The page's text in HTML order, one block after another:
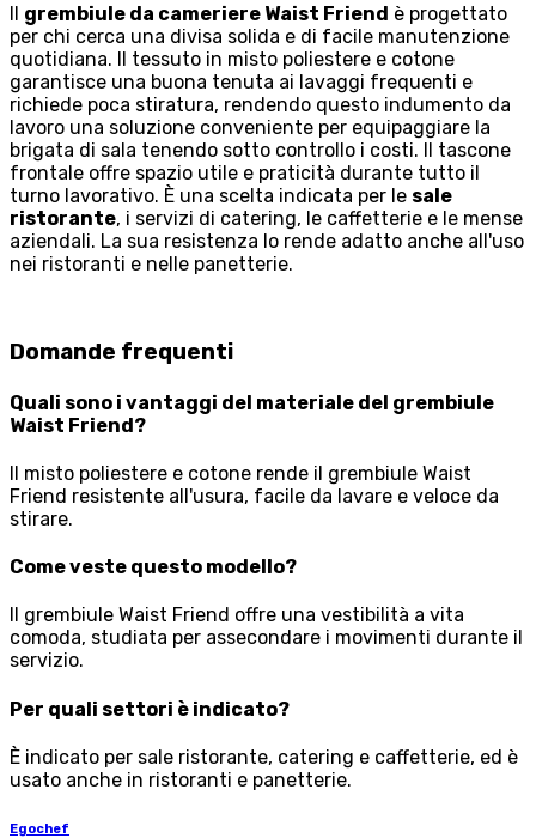
Il grembiule da cameriere Waist Friend è progettato
per chi cerca una divisa solida e di facile manutenzione
quotidiana. Il tessuto in misto poliestere e cotone
garantisce una buona tenuta ai lavaggi frequenti e
richiede poca stiratura, rendendo questo indumento da
lavoro una soluzione conveniente per equipaggiare la
brigata di sala tenendo sotto controllo i costi. Il tascone
frontale offre spazio utile e praticità durante tutto il
turno lavorativo. È una scelta indicata per le sale
ristorante, i servizi di catering, le caffetterie e le mense
aziendali. La sua resistenza lo rende adatto anche all'uso
nei ristoranti e nelle panetterie.
Domande frequenti
Quali sono i vantaggi del materiale del grembiule
Waist Friend?
Il misto poliestere e cotone rende il grembiule Waist
Friend resistente all'usura, facile da lavare e veloce da
stirare.
Come veste questo modello?
Il grembiule Waist Friend offre una vestibilità a vita
comoda, studiata per assecondare i movimenti durante il
servizio.
Per quali settori è indicato?
È indicato per sale ristorante, catering e caffetterie, ed è
usato anche in ristoranti e panetterie.
Egochef